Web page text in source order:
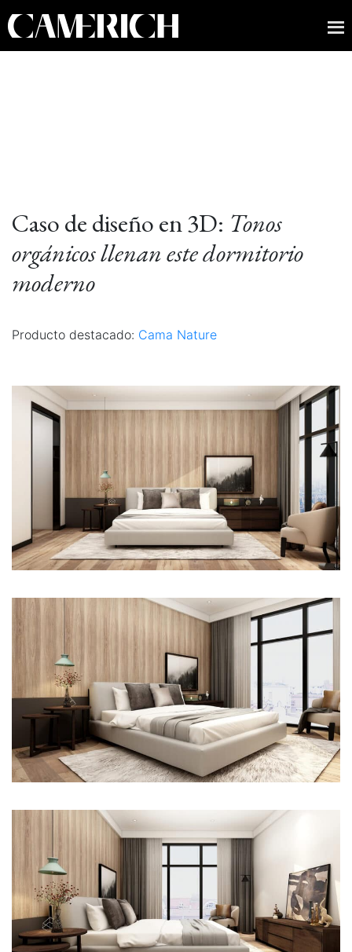
Caso de diseño en 3D: Tonos
orgánicos llenan este dormitorio
moderno
Producto destacado: Cama Nature